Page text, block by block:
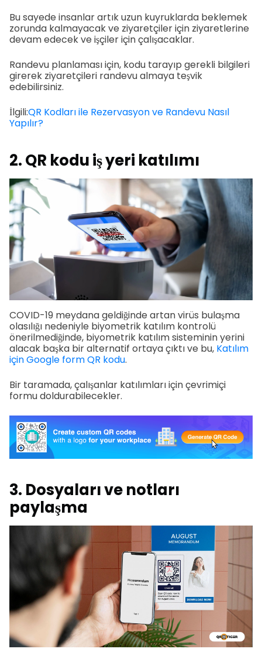
Bu sayede insanlar artık uzun kuyruklarda beklemek
zorunda kalmayacak ve ziyaretçiler için ziyaretlerine
devam edecek ve işçiler için çalışacaklar.
Randevu planlaması için, kodu tarayıp gerekli bilgileri
girerek ziyaretçileri randevu almaya teşvik
edebilirsiniz.
İlgili:QR Kodları ile Rezervasyon ve Randevu Nasıl
Yapılır?
2. QR kodu iş yeri katılımı
COVID-19 meydana geldiğinde artan virüs bulaşma
olasılığı nedeniyle biyometrik katılım kontrolü
önerilmediğinde, biyometrik katılım sisteminin yerini
alacak başka bir alternatif ortaya çıktı ve bu, Katılım
için Google form QR kodu.
Bir taramada, çalışanlar katılımları için çevrimiçi
formu doldurabilecekler.
3. Dosyaları ve notları
paylaşma